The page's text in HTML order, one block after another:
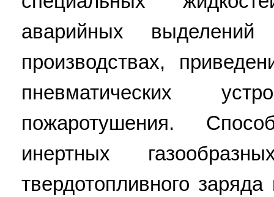
аварийных
производствах,
пневматических
пожаротушения.
инертных
твердотопливного